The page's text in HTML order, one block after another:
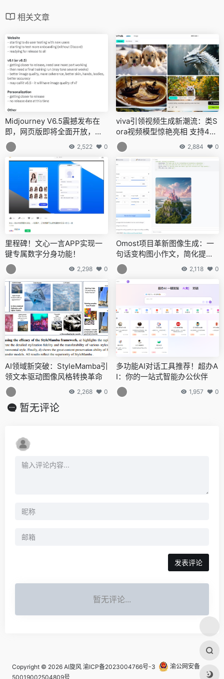
相关文章
Midjourney V6.5震撼发布在
即，网页版即将全面开放，视
频模型挑战仍存
2,522 0
viva引领视频生成新潮流：类S
ora视频模型惊艳亮相 支持4K
高清画质
2,884 0
里程碑！文心一言APP实现一
键专属数字分身功能！
2,298 0
Omost项目革新图像生成：一
句话变构图小作文，简化提示
词编写
2,118 0
AI领域新突破：StyleMamba引
领文本驱动图像风格转换革命
2,268 0
多功能AI对话工具推荐！超办A
I：你的一站式智能办公伙伴
1,957 0
暂无评论
发表评论
暂无评论...
Copyright © 2026 AI旋风 渝ICP备2023004766号-3
渝公网安备
50019002504809号